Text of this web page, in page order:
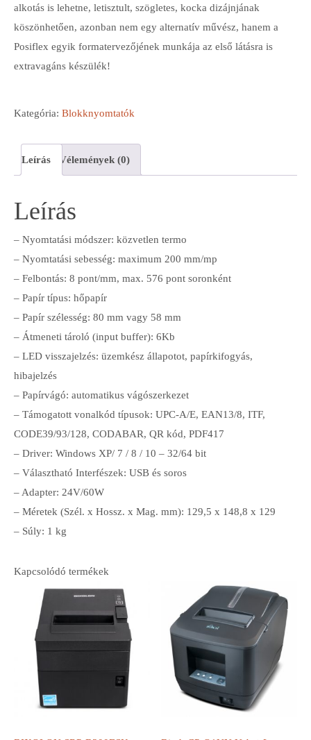
alkotás is lehetne, letisztult, szögletes, kocka dizájnjának
köszönhetően, azonban nem egy alternatív művész, hanem a
Posiflex egyik formatervezőjének munkája az első látásra is
extravagáns készülék!
Kategória: Blokknyomtatók
Leírás Vélemények (0)
Leírás
– Nyomtatási módszer: közvetlen termo
– Nyomtatási sebesség: maximum 200 mm/mp
– Felbontás: 8 pont/mm, max. 576 pont soronként
– Papír típus: hőpapír
– Papír szélesség: 80 mm vagy 58 mm
– Átmeneti tároló (input buffer): 6Kb
– LED visszajelzés: üzemkész állapotot, papírkifogyás,
hibajelzés
– Papírvágó: automatikus vágószerkezet
– Támogatott vonalkód típusok: UPC-A/E, EAN13/8, ITF,
CODE39/93/128, CODABAR, QR kód, PDF417
– Driver: Windows XP/ 7 / 8 / 10 – 32/64 bit
– Választható Interfészek: USB és soros
– Adapter: 24V/60W
– Méretek (Szél. x Hossz. x Mag. mm): 129,5 x 148,8 x 129
– Súly: 1 kg
Kapcsolódó termékek